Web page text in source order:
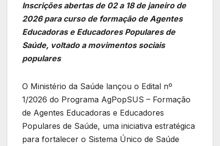
Inscrições abertas de 02 a 18 de janeiro de
2026 para curso de formação de Agentes
Educadoras e Educadores Populares de
Saúde, voltado a movimentos sociais
populares
O Ministério da Saúde lançou o Edital nº
1/2026 do Programa AgPopSUS – Formação
de Agentes Educadoras e Educadores
Populares de Saúde, uma iniciativa estratégica
para fortalecer o Sistema Único de Saúde